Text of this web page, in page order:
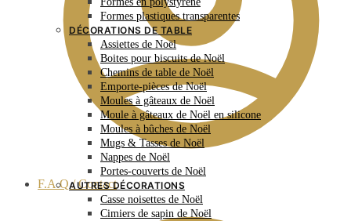
F.A.Q / Contact
Formes plastiques transparentes
DÉCORATIONS DE TABLE
Assiettes de Noël
Boites pour biscuits de Noël
Chemins de table de Noël
Emporte-pièces de Noël
Moules à gâteaux de Noël
Moule à gâteaux de Noël en silicone
Moules à bûches de Noël
Mugs & Tasses de Noël
Nappes de Noël
Portes-couverts de Noël
AUTRES DÉCORATIONS
Casse noisettes de Noël
Cimiers de sapin de Noël